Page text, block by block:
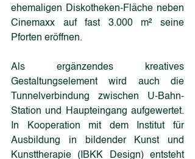
ehemaligen Diskotheken-Fläche neben
Cinemaxx auf fast 3.000 m² seine
Pforten eröffnen.
Als ergänzendes kreatives
Gestaltungselement wird auch die
Tunnelverbindung zwischen U-Bahn-
Station und Haupteingang aufgewertet.
In Kooperation mit dem Institut für
Ausbildung in bildender Kunst und
Kunsttherapie (IBKK Design) entsteht